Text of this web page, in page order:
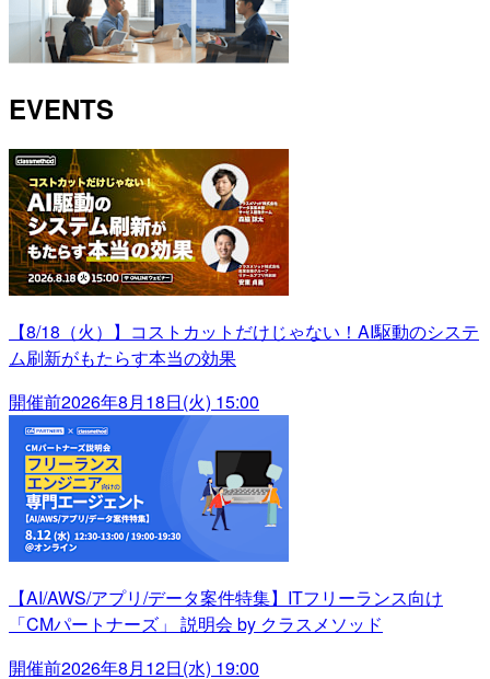
EVENTS
【8/18（火）】コストカットだけじゃない！AI駆動のシステ
ム刷新がもたらす本当の効果
開催前2026年8月18日(火) 15:00
【AI/AWS/アプリ/データ案件特集】ITフリーランス向け
「CMパートナーズ」 説明会 by クラスメソッド
開催前2026年8月12日(水) 19:00